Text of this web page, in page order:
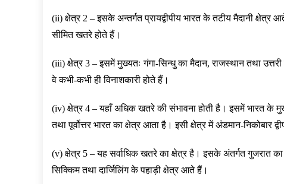
(ii) क्षेत्र 2 – इसके अन्तर्गत प्रायद्वीपीय भारत के तटीय मैदानी
सीमित खतरे होते हैं।
(iii) क्षेत्र 3 – इसमें मुख्यतः गंगा-सिन्धु का मैदान, राजस्थान तथा
वे कभी-कभी ही विनाशकारी होते हैं।
(iv) क्षेत्र 4 – यहाँ अधिक खतरे की संभावना होती है। इसमें भारत के
तथा पूर्वोत्तर भारत का क्षेत्र आता है। इसी क्षेत्र में अंडमान-निकोबार
(v) क्षेत्र 5 – यह सर्वाधिक खतरे का क्षेत्र है। इसके अंतर्गत गुजरात
सिक्किम तथा दार्जिलिंग के पहाड़ी क्षेत्र आते हैं।